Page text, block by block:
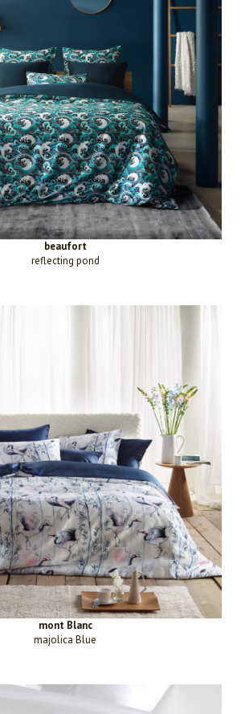
beaufort
reflecting pond
mont Blanc
majolica Blue